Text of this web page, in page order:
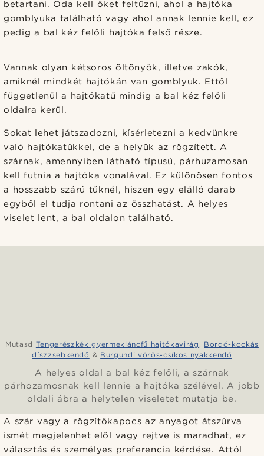
betartani. Oda kell őket feltűzni, ahol a hajtóka
gomblyuka található vagy ahol annak lennie kell, ez
pedig a bal kéz felőli hajtóka felső része.
Vannak olyan kétsoros öltönyök, illetve zakók,
amiknél mindkét hajtókán van gomblyuk. Ettől
függetlenül a hajtókatű mindig a bal kéz felőli
oldalra kerül.
Sokat lehet játszadozni, kísérletezni a kedvünkre
való hajtókatűkkel, de a helyük az rögzített. A
szárnak, amennyiben látható típusú, párhuzamosan
kell futnia a hajtóka vonalával. Ez különösen fontos
a hosszabb szárú tűknél, hiszen egy elálló darab
egyből el tudja rontani az összhatást. A helyes
viselet lent, a bal oldalon található.
Mutasd Tengerészkék gyermekláncfű hajtókavirág , Bordó-kockás
díszzsebkendő & Burgundi vörös-csíkos nyakkendő
A helyes oldal a bal kéz felőli, a szárnak
párhozamosnak kell lennie a hajtóka szélével. A jobb
oldali ábra a helytelen viseletet mutatja be.
A szár vagy a rögzítőkapocs az anyagot átszúrva
ismét megjelenhet elől vagy rejtve is maradhat, ez
választás és személyes preferencia kérdése. Attól